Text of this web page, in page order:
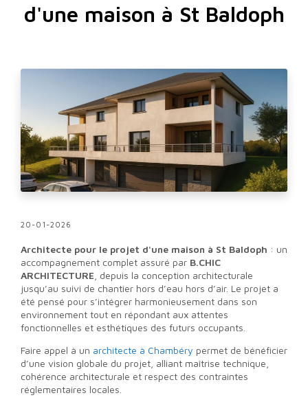
d'une maison à St Baldoph
20-01-2026
Architecte pour le projet d'une maison à St Baldoph : un
accompagnement complet assuré par B.CHIC
ARCHITECTURE , depuis la conception architecturale
jusqu’au suivi de chantier hors d’eau hors d’air. Le projet a
été pensé pour s’intégrer harmonieusement dans son
environnement tout en répondant aux attentes
fonctionnelles et esthétiques des futurs occupants.
Faire appel à un architecte à Chambéry permet de bénéficier
d’une vision globale du projet, alliant maîtrise technique,
cohérence architecturale et respect des contraintes
réglementaires locales.